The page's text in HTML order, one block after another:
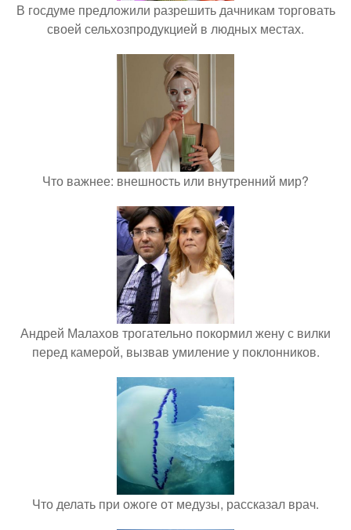
В госдуме предложили разрешить дачникам торговать
своей сельхозпродукцией в людных местах.
Что важнее: внешность или внутренний мир?
Андрей Малахов трогательно покормил жену с вилки
перед камерой, вызвав умиление у поклонников.
Что делать при ожоге от медузы, рассказал врач.